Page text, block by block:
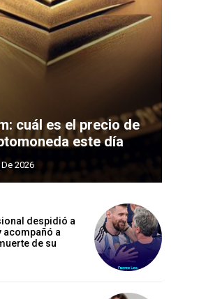
cuál es el precio de
este día
2026
despidió a
acompañó a
de su